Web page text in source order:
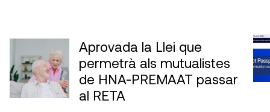
Aprovada la Llei que
permetrà als mutualistes
de HNA-PREMAAT passar
al RETA